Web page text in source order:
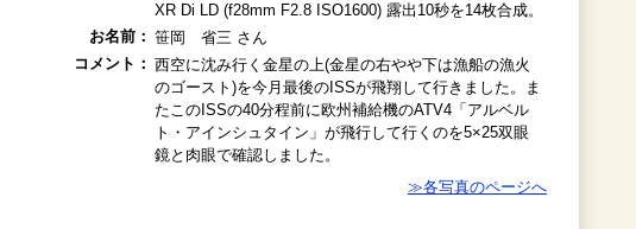
XR Di LD (f28mm F2.8 ISO1600) 露出10秒を14枚合成。
お名前： 笹岡 省三 さん
コメント： 西空に沈み行く金星の上(金星の右やや下は漁船の漁火
のゴースト)を今月最後のISSが飛翔して行きました。ま
たこのISSの40分程前に欧州補給機のATV4「アルベル
ト・アインシュタイン」が飛行して行くのを5×25双眼
鏡と肉眼で確認しました。
≫各写真のページへ